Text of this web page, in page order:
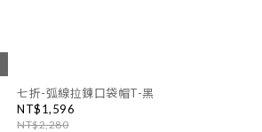
七折-弧線拉鍊口袋帽T-黑
NT$1,596
NT$2,280